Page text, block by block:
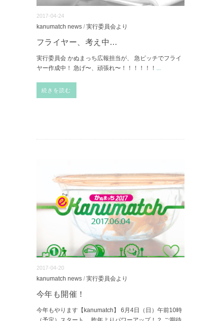
2017-04-24
kanumatch news / 実行委員会より
フライヤー、考え中…
実行委員会 かぬまっち広報担当が、 急ピッチでフライ
ヤー作成中！ 急げ〜、頑張れ〜！！！！！！ ...
続きを読む
2017-04-20
kanumatch news / 実行委員会より
今年も開催！
今年もやります【kanumatch】 6月4日（日）午前10時